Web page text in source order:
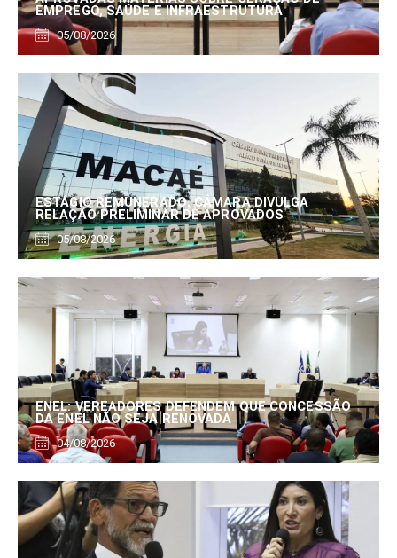
EMPREGO, SAÚDE E INFRAESTRUTURA
05/08/2026
ESTÁGIO REMUNERADO: CÂMARA DIVULGA
RELAÇÃO PRELIMINAR DE APROVADOS
05/08/2026
ENEL: VEREADORES DEFENDEM QUE CONCESSÃO
DA ENEL NÃO SEJA RENOVADA
04/08/2026